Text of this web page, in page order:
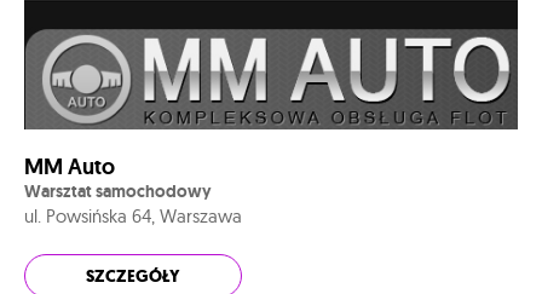
MM Auto
Warsztat samochodowy
ul. Powsińska 64, Warszawa
SZCZEGÓŁY